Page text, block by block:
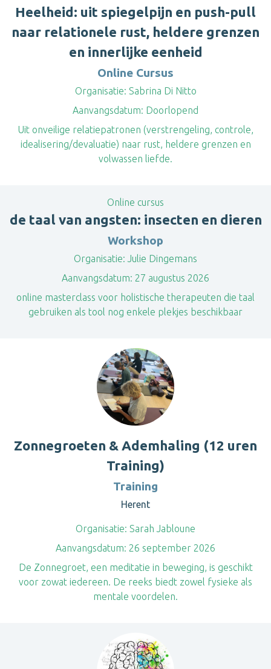
Heelheid: uit spiegelpijn en push-pull
naar relationele rust, heldere grenzen
en innerlijke eenheid
Online Cursus
Organisatie: Sabrina Di Nitto
Aanvangsdatum: Doorlopend
Uit onveilige relatiepatronen (verstrengeling, controle,
idealisering/devaluatie) naar rust, heldere grenzen en
volwassen liefde.
Online cursus
de taal van angsten: insecten en dieren
Workshop
Organisatie: Julie Dingemans
Aanvangsdatum: 27 augustus 2026
online masterclass voor holistische therapeuten die taal
gebruiken als tool nog enkele plekjes beschikbaar
Zonnegroeten & Ademhaling (12 uren
Training)
Training
Herent
Organisatie: Sarah Jabloune
Aanvangsdatum: 26 september 2026
De Zonnegroet, een meditatie in beweging, is geschikt
voor zowat iedereen. De reeks biedt zowel fysieke als
mentale voordelen.